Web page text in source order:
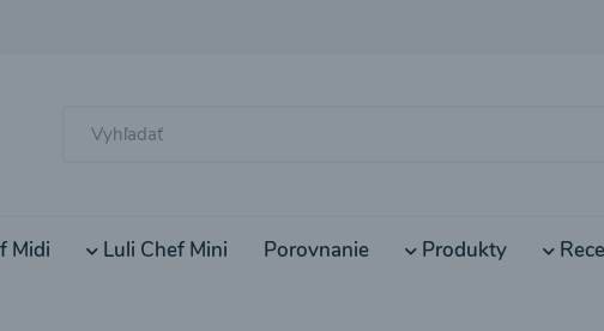
Midi Luli Chef Mini Porovnanie Produkty